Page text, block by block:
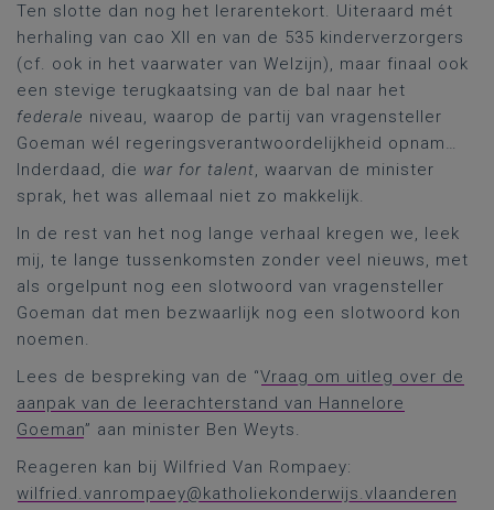
Ten slotte dan nog het lerarentekort. Uiteraard mét
herhaling van cao XII en van de 535 kinderverzorgers
(cf. ook in het vaarwater van Welzijn), maar finaal ook
een stevige terugkaatsing van de bal naar het
federale niveau, waarop de partij van vragensteller
Goeman wél regeringsverantwoordelijkheid opnam…
Inderdaad, die war for talent, waarvan de minister
sprak, het was allemaal niet zo makkelijk.
In de rest van het nog lange verhaal kregen we, leek
mij, te lange tussenkomsten zonder veel nieuws, met
als orgelpunt nog een slotwoord van vragensteller
Goeman dat men bezwaarlijk nog een slotwoord kon
noemen.
Lees de bespreking van de “Vraag om uitleg over de
aanpak van de leerachterstand van Hannelore
Goeman” aan minister Ben Weyts.
Reageren kan bij Wilfried Van Rompaey:
wilfried.vanrompaey@katholiekonderwijs.vlaanderen